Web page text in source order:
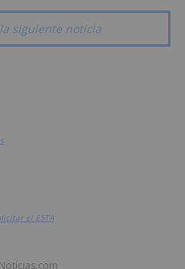
siguiente noticia
el ESTA